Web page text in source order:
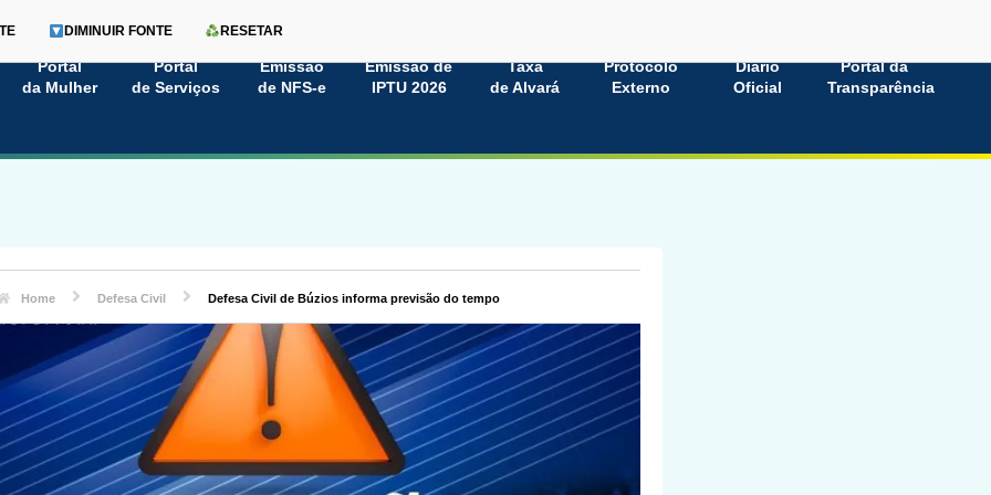
Portal
da Mulher
Portal
de Serviços
Emissão
de NFS-e
Emissão de
IPTU 2026
Taxa
de Alvará
Protocolo
Externo
Diário
Oficial
Portal da
Transparência
DIMINUIR FONTE RESETAR
Home Defesa Civil Defesa Civil de Búzios informa previsão do tempo